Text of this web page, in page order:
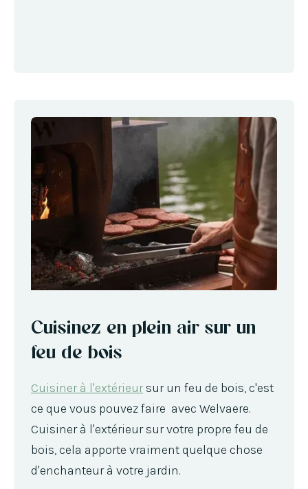
Cuisinez en plein air sur un
feu de bois
Cuisiner à l'extérieursur un feu de bois, c'est
ce que vous pouvez faire avec Welvaere.
Cuisiner à l'extérieur sur votre propre feu de
bois, cela apporte vraiment quelque chose
d'enchanteur à votre jardin.